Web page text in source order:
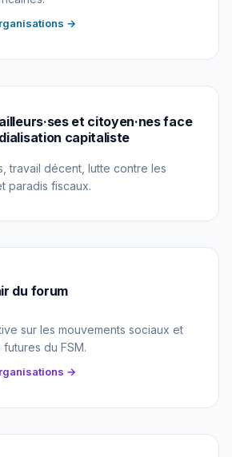
→
et citoyen·nes face
capitaliste
travail décent, lutte contre les
paradis fiscaux.
du forum
sur les mouvements sociaux et
du FSM.
→